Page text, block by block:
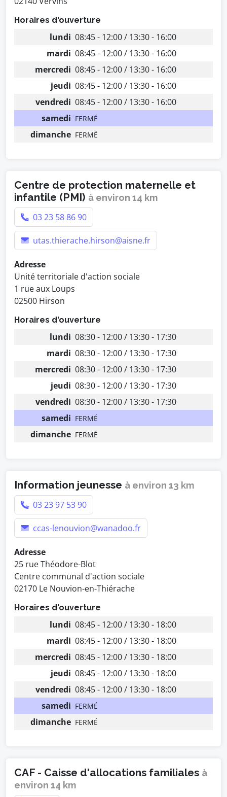
Horaires d'ouverture
lundi 08:45 - 12:00 / 13:30 - 16:00
mardi 08:45 - 12:00 / 13:30 - 16:00
mercredi 08:45 - 12:00 / 13:30 - 16:00
jeudi 08:45 - 12:00 / 13:30 - 16:00
vendredi 08:45 - 12:00 / 13:30 - 16:00
samedi FERMÉ
dimanche FERMÉ
Centre de protection maternelle et
infantile (PMI) à environ 14 km
03 23 58 86 90
utas.thierache.hirson@aisne.fr
Adresse
Unité territoriale d'action sociale
1 rue aux Loups
02500 Hirson
Horaires d'ouverture
lundi 08:30 - 12:00 / 13:30 - 17:30
mardi 08:30 - 12:00 / 13:30 - 17:30
mercredi 08:30 - 12:00 / 13:30 - 17:30
jeudi 08:30 - 12:00 / 13:30 - 17:30
vendredi 08:30 - 12:00 / 13:30 - 17:30
samedi FERMÉ
dimanche FERMÉ
Information jeunesse à environ 13 km
03 23 97 53 90
ccas-lenouvion@wanadoo.fr
Adresse
25 rue Théodore-Blot
Centre communal d'action sociale
02170 Le Nouvion-en-Thiérache
Horaires d'ouverture
lundi 08:45 - 12:00 / 13:30 - 18:00
mardi 08:45 - 12:00 / 13:30 - 18:00
mercredi 08:45 - 12:00 / 13:30 - 18:00
jeudi 08:45 - 12:00 / 13:30 - 18:00
vendredi 08:45 - 12:00 / 13:30 - 18:00
samedi FERMÉ
dimanche FERMÉ
CAF - Caisse d'allocations familiales à
environ 14 km